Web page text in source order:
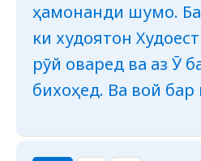
ҳамонанди шумо.
ки худоятон
рӯй оваред ва аз Ӯ
бихоҳед. Ва вой